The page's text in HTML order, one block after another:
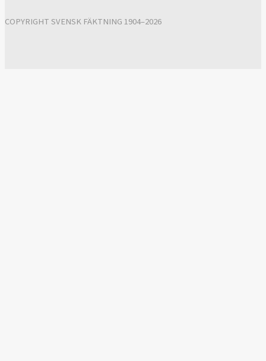
COPYRIGHT SVENSK FÄKTNING 1904–2026